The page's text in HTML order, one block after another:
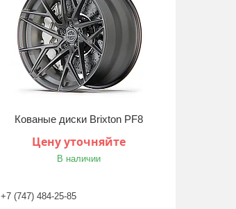
Кованые диски Brixton PF8
Цену уточняйте
В наличии
+7 (747) 484-25-85